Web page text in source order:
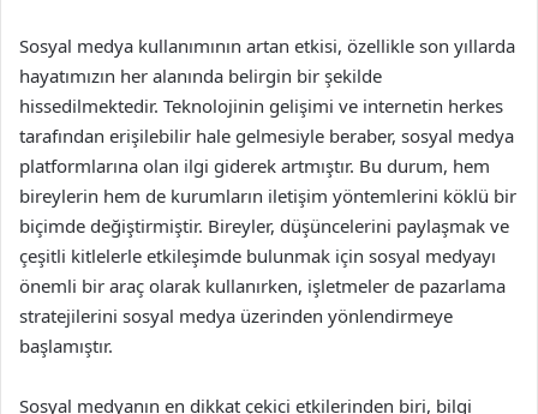
Sosyal medya kullanımının artan etkisi, özellikle son yıllarda
hayatımızın her alanında belirgin bir şekilde
hissedilmektedir. Teknolojinin gelişimi ve internetin herkes
tarafından erişilebilir hale gelmesiyle beraber, sosyal medya
platformlarına olan ilgi giderek artmıştır. Bu durum, hem
bireylerin hem de kurumların iletişim yöntemlerini köklü bir
biçimde değiştirmiştir. Bireyler, düşüncelerini paylaşmak ve
çeşitli kitlelerle etkileşimde bulunmak için sosyal medyayı
önemli bir araç olarak kullanırken, işletmeler de pazarlama
stratejilerini sosyal medya üzerinden yönlendirmeye
başlamıştır.
Sosyal medyanın en dikkat çekici etkilerinden biri, bilgi